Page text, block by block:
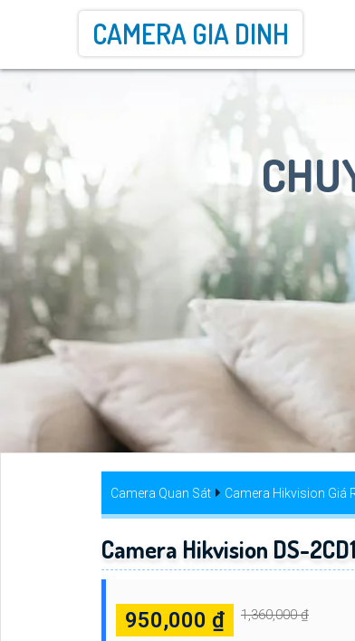
CAMERA GIA DINH
Camera Quan Sát Camera Hikvision Giá
Camera Hikvision DS-
950,000 ₫ 1,360,000 ₫